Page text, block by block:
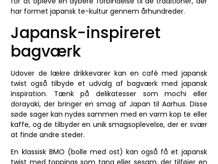
har formet japansk te-kultur gennem århundreder.
Japansk-inspireret
bagværk
Udover de lækre drikkevarer kan en café med japansk
twist også tilbyde et udvalg af bagværk med japansk
inspiration. Tænk på delikatesser som mochi eller
dorayaki, der bringer en smag af Japan til Aarhus. Disse
søde sager kan nydes sammen med en varm kop te eller
kaffe, og de tilbyder en unik smagsoplevelse, der er svær
at finde andre steder.
En klassisk BMO (bolle med ost) kan også få et japansk